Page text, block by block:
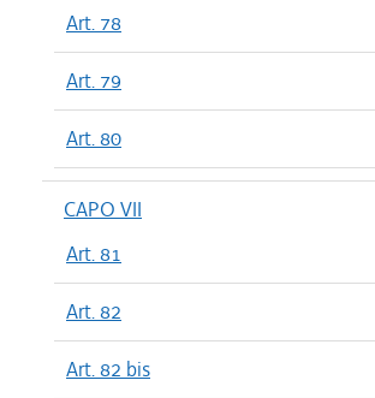
Art. 78
Art. 79
Art. 80
CAPO VII
Art. 81
Art. 82
Art. 82 bis